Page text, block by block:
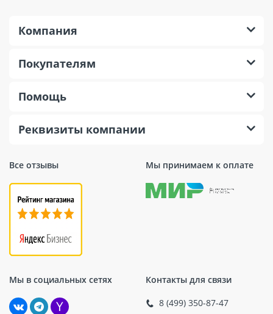
Все отзывы Мы принимаем к оплате
Мы в социальных сетях Контакты для связи
8 (499) 350-87-47
Компания
Покупателям
Помощь
Реквизиты компании